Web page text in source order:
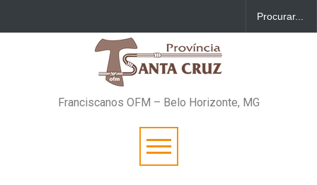
Franciscanos OFM – Belo Horizonte, MG